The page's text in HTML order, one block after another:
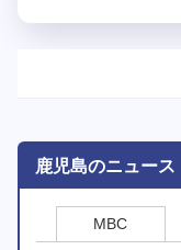
鹿児島のニュース
MBC